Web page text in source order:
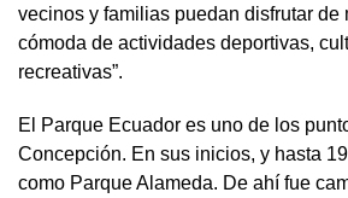
vecinos y familias puedan disfrutar de
cómoda de actividades deportivas,
recreativas”.
El Parque Ecuador es uno de los
Concepción. En sus inicios, y hasta
como Parque Alameda. De ahí fue